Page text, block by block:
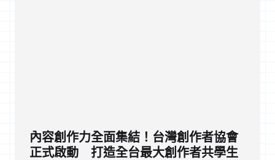
內容創作力全面集結！台灣創作者協會
正式啟動 打造全台最大創作者共學生